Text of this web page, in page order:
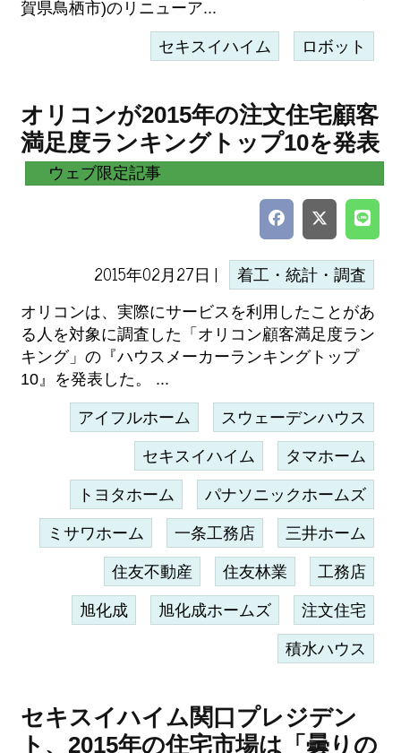
賀県鳥栖市)のリニューア...
セキスイハイム ロボット
オリコンが2015年の注文住宅顧客
満足度ランキングトップ10を発表
ウェブ限定記事
2015年02月27日 | 着工・統計・調査
オリコンは、実際にサービスを利用したことがあ
る人を対象に調査した「オリコン顧客満足度ラン
キング」の『ハウスメーカーランキングトップ
10』を発表した。 ...
アイフルホーム スウェーデンハウス
セキスイハイム タマホーム
トヨタホーム パナソニックホームズ
ミサワホーム 一条工務店 三井ホーム
住友不動産 住友林業 工務店
旭化成 旭化成ホームズ 注文住宅
積水ハウス
セキスイハイム関口プレジデン
ト、2015年の住宅市場は「曇りの